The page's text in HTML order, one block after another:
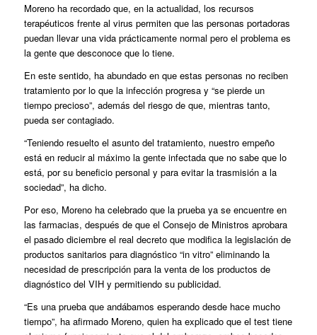
Moreno ha recordado que, en la actualidad, los recursos
terapéuticos frente al virus permiten que las personas portadoras
puedan llevar una vida prácticamente normal pero el problema es
la gente que desconoce que lo tiene.
En este sentido, ha abundado en que estas personas no reciben
tratamiento por lo que la infección progresa y “se pierde un
tiempo precioso”, además del riesgo de que, mientras tanto,
pueda ser contagiado.
“Teniendo resuelto el asunto del tratamiento, nuestro empeño
está en reducir al máximo la gente infectada que no sabe que lo
está, por su beneficio personal y para evitar la trasmisión a la
sociedad”, ha dicho.
Por eso, Moreno ha celebrado que la prueba ya se encuentre en
las farmacias, después de que el Consejo de Ministros aprobara
el pasado diciembre el real decreto que modifica la legislación de
productos sanitarios para diagnóstico “in vitro” eliminando la
necesidad de prescripción para la venta de los productos de
diagnóstico del VIH y permitiendo su publicidad.
“Es una prueba que andábamos esperando desde hace mucho
tiempo”, ha afirmado Moreno, quien ha explicado que el test tiene